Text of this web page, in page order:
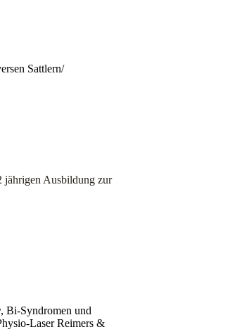
Sattlern/
jährigen Ausbildung zur
, Bi-Syndromen und
Laser Reimers &